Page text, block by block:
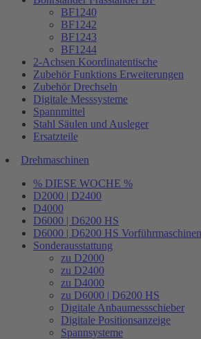
BF1240
BF1242
BF1243
BF1244
2-Achsen Koordinatentische
Zubehör Funktions Erweiterungen
Zubehör Drechseln
Digitale Messsysteme
Spannmittel
Stahl Säulen und Ausleger
Ersatzteile
Drehmaschinen
% DIESE WOCHE %
D2000 | D2400
D4000
D6000 | D6200 HS
D6000 | D6200 HS Vorführmaschinen
Sonderausstattung
zu D2000
zu D2400
zu D4000
zu D6000 | D6200 HS
Digitale Anbaumessschieber
Digitale Positionsanzeige
Spannsysteme